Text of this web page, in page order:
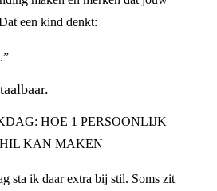
een kind denkt:
HOE 1 PERSOONLIJK
KAN MAKEN
sta ik daar extra bij stil. Soms zit